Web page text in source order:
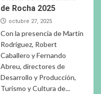
de Rocha 2025
octubre 27, 2025
Con la presencia de Martín
Rodríguez, Robert
Caballero y Fernando
Abreu, directores de
Desarrollo y Producción,
Turismo y Cultura de...